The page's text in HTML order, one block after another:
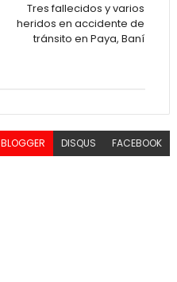
Tres fallecidos y varios
heridos en accidente de
tránsito en Paya, Baní
BLOGGER DISQUS FACEBOOK